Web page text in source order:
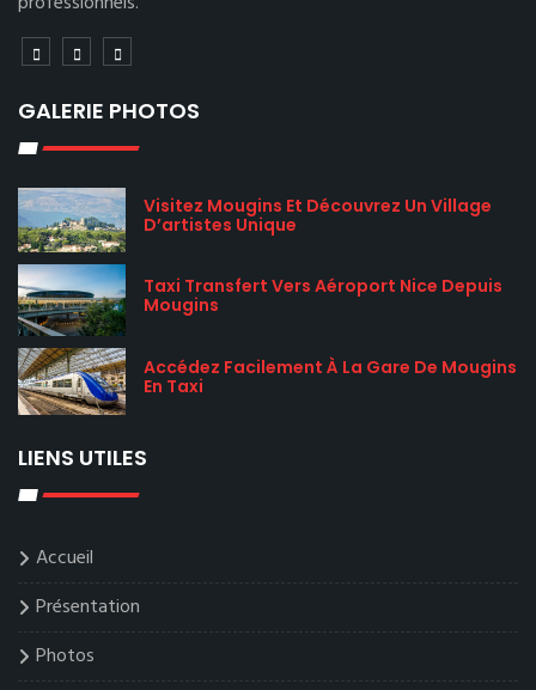
GALERIE PHOTOS
Visitez Mougins Et Découvrez Un Village
D’artistes Unique
Taxi Transfert Vers Aéroport Nice Depuis
Mougins
Accédez Facilement À La Gare De Mougins
En Taxi
LIENS UTILES
Accueil
Présentation
Photos